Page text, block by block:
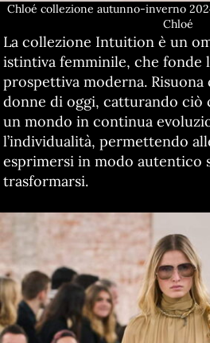
Chloé collezione autunno-inverno
Chloé
La collezione Intuition è un
istintiva femminile, che fonde
prospettiva moderna.
donne di oggi, catturando ciò
un mondo in continua
l’individualità, permettendo
esprimersi in modo autentico
trasformarsi.